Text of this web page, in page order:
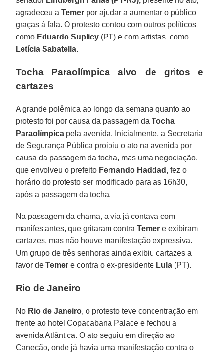
agradeceu aTemer por ajudar a aumentar o público
graças à fala. O protesto contou com outros políticos,
como Eduardo Suplicy (PT) e com artistas, como
Letícia Sabatella.
Tocha Paraolímpica alvo de gritos e
cartazes
A grande polêmica ao longo da semana quanto ao
protesto foi por causa da passagem daTocha
Paraolímpica pela avenida. Inicialmente, a Secretaria
de Segurança Pública proibiu o ato na avenida por
causa da passagem da tocha, mas uma negociação,
que envolveu o prefeito Fernando Haddad, fez o
horário do protesto ser modificado para as 16h30,
após a passagem da tocha.
Na passagem da chama, a via já contava com
manifestantes, que gritaram contraTemer e exibiram
cartazes, mas não houve manifestação expressiva.
Um grupo de três senhoras ainda exibiu cartazes a
favor deTemer e contra o ex-presidente Lula (PT).
Rio de Janeiro
No Rio de Janeiro, o protesto teve concentração em
frente ao hotel Copacabana Palace e fechou a
avenida Atlântica. O ato seguiu em direção ao
Canecão, onde já havia uma manifestação contra o